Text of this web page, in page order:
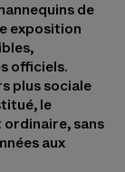
de
exposition
officiels.
plus sociale
le
sans
aux